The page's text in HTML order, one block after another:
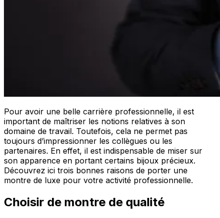
Pour avoir une belle carrière professionnelle, il est
important de maîtriser les notions relatives à son
domaine de travail. Toutefois, cela ne permet pas
toujours d’impressionner les collègues ou les
partenaires. En effet, il est indispensable de miser sur
son apparence en portant certains bijoux précieux.
Découvrez ici trois bonnes raisons de porter une
montre de luxe pour votre activité professionnelle.
Choisir de montre de qualité